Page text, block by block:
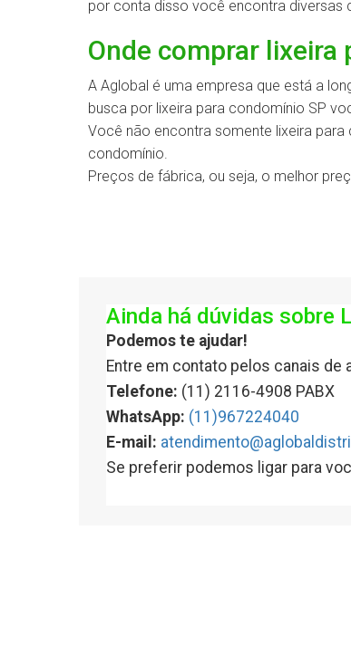
por conta disso você encontra diversas
Onde comprar lixeira
A Aglobal é uma empresa que está a
busca por lixeira para condomínio SP
Você não encontra somente lixeira
condomínio.
Preços de fábrica, ou seja, o melhor
Ainda há dúvidas sobre
Podemos te ajudar!
Entre em contato pelos canais de
Telefone: (11) 2116-4908 PABX
WhatsApp: (11)967224040
E-mail:
Se preferir podemos ligar para